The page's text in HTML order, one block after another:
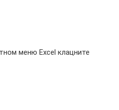
меню Excel клацните